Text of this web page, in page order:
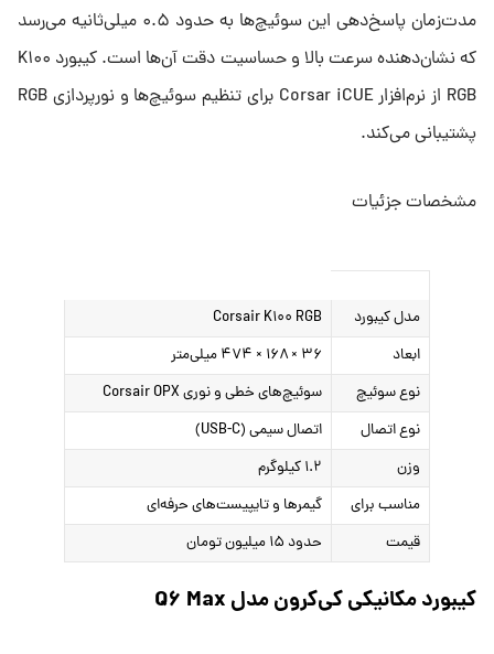
مدت‌زمان پاسخ‌دهی این سوئیچ‌ها به حدود ۰.۵ میلی‌ثانیه می‌رسد
که نشان‌دهنده سرعت بالا و حساسیت دقت آن‌ها است. کیبورد K۱۰۰
RGB از نرم‌افزار Corsar iCUE برای تنظیم سوئیچ‌ها و نورپردازی RGB
پشتیبانی می‌کند.
مشخصات جزئیات
مدل کیبورد
Corsair K۱۰۰ RGB
ابعاد
۳۶ × ۱۶۸ × ۴۷۴ میلی‌متر
نوع سوئیچ
سوئیچ‌های خطی و نوری Corsair OPX
نوع اتصال
اتصال سیمی (USB-C)
وزن
۱.۲ کیلوگرم
مناسب برای
گیمرها و تایپیست‌های حرفه‌ای
قیمت
حدود ۱۵ میلیون تومان
کیبورد مکانیکی کی‌کرون مدل Q۶ Max